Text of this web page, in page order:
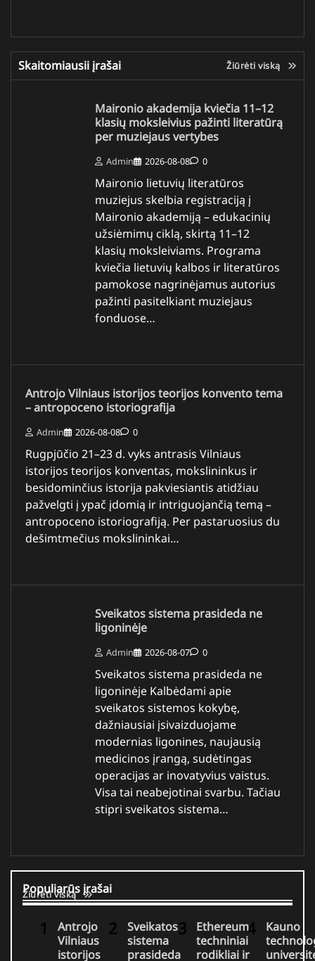
Skaitomiausii įrašai Žiūrėti viską
Maironio akademija kviečia 11–12
klasių moksleivius pažinti literatūrą
per muziejaus vertybes
Admin 2026-08-08 0
Maironio lietuvių literatūros
muziejus skelbia registraciją į
Maironio akademiją – edukacinių
užsiėmimų ciklą, skirtą 11–12
klasių moksleiviams. Programa
kviečia lietuvių kalbos ir literatūros
pamokose nagrinėjamus autorius
pažinti pasitelkiant muziejaus
fonduose…
Antrojo Vilniaus istorijos teorijos konvento tema
– antropoceno istoriografija
Admin 2026-08-08 0
Rugpjūčio 21–23 d. vyks antrasis Vilniaus
istorijos teorijos konventas, mokslininkus ir
besidominčius istorija pakviesiantis atidžiau
pažvelgti į ypač įdomią ir intriguojančią temą –
antropoceno istoriografiją. Per pastaruosius du
dešimtmečius mokslininkai…
Sveikatos sistema prasideda ne
ligoninėje
Admin 2026-08-07 0
Sveikatos sistema prasideda ne
ligoninėje Kalbėdami apie
sveikatos sistemos kokybę,
dažniausiai įsivaizduojame
modernias ligonines, naujausią
medicinos įrangą, sudėtingas
operacijas ar inovatyvius vaistus.
Visa tai neabejotinai svarbu. Tačiau
stipri sveikatos sistema…
Populiarūs įrašai
Žiūrėti viską
Antrojo
Vilniaus
istorijos
Sveikatos
sistema
prasideda
Ethereum
techniniai
rodikliai ir
Kauno